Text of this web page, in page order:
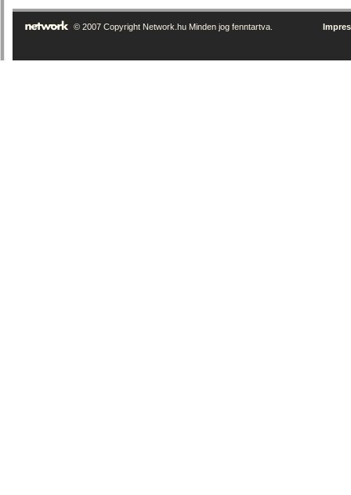
© 2007 Copyright Network.hu Minden jog fenntartva.